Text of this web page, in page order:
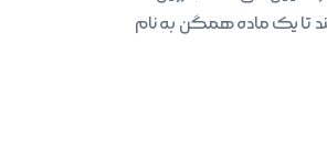
تا یک ماده همگن به نام